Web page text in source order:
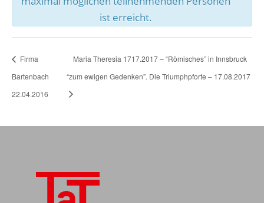
ist erreicht.
Firma
Bartenbach
22.04.2016
Maria Theresia 1717.2017 – “Römisches” in Innsbruck
“zum ewigen Gedenken”. Die Triumphpforte – 17.08.2017